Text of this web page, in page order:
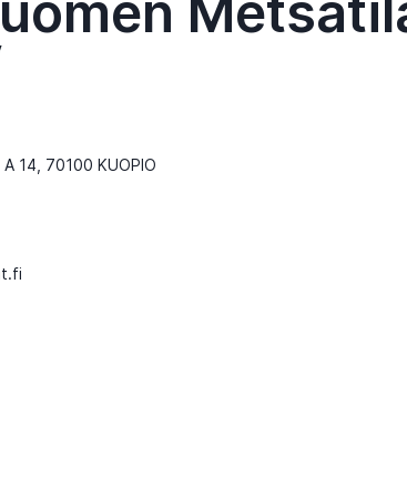
14, 70100 KUOPIO